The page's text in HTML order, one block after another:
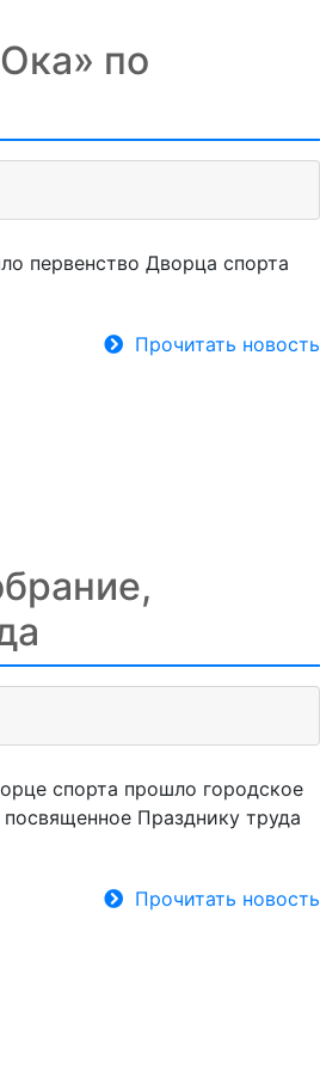
по
первенство Дворца спорта
Прочитать новость
спорта прошло городское
Празднику труда
Прочитать новость